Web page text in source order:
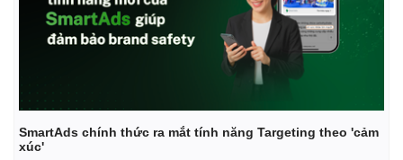
SmartAds chính thức ra mắt tính năng Targeting theo 'cảm
xúc'